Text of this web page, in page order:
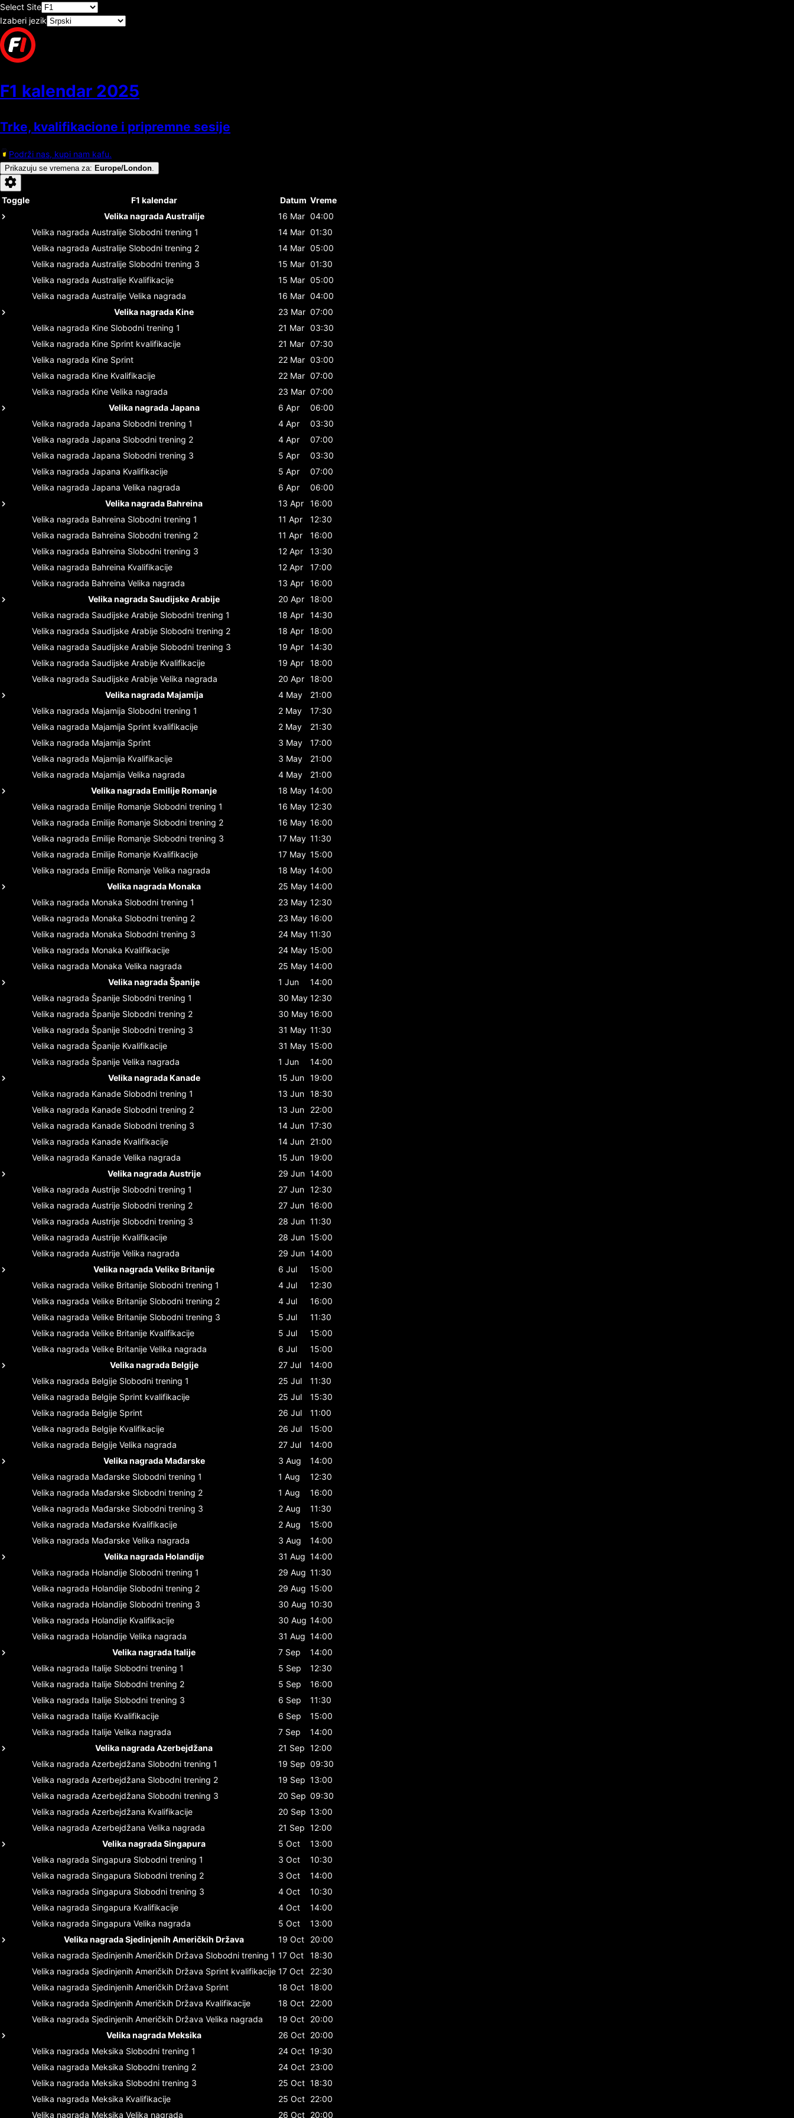
Select Site
Izaberi jezik
F1 kalendar 2025
Trke, kvalifikacione i pripremne sesije
Podrži nas, kupi nam kafu.
Prikazuju se vremena za: Europe/London
Toggle F1 kalendar Datum Vreme
Velika nagrada Australije
16 Mar 04:00
Velika nagrada Australije Slobodni trening 1 14 Mar 01:30
Velika nagrada Australije Slobodni trening 2 14 Mar 05:00
Velika nagrada Australije Slobodni trening 3 15 Mar 01:30
Velika nagrada Australije Kvalifikacije 15 Mar 05:00
Velika nagrada Australije Velika nagrada 16 Mar 04:00
Velika nagrada Kine
23 Mar 07:00
Velika nagrada Kine Slobodni trening 1 21 Mar 03:30
Velika nagrada Kine Sprint kvalifikacije 21 Mar 07:30
Velika nagrada Kine Sprint 22 Mar 03:00
Velika nagrada Kine Kvalifikacije 22 Mar 07:00
Velika nagrada Kine Velika nagrada 23 Mar 07:00
Velika nagrada Japana
6 Apr
06:00
Velika nagrada Japana Slobodni trening 1 4 Apr
03:30
Velika nagrada Japana Slobodni trening 2 4 Apr
07:00
Velika nagrada Japana Slobodni trening 3 5 Apr
03:30
Velika nagrada Japana Kvalifikacije 5 Apr
07:00
Velika nagrada Japana Velika nagrada 6 Apr
06:00
Velika nagrada Bahreina
13 Apr
16:00
Velika nagrada Bahreina Slobodni trening 1 11 Apr
12:30
Velika nagrada Bahreina Slobodni trening 2 11 Apr
16:00
Velika nagrada Bahreina Slobodni trening 3 12 Apr
13:30
Velika nagrada Bahreina Kvalifikacije 12 Apr
17:00
Velika nagrada Bahreina Velika nagrada 13 Apr
16:00
Velika nagrada Saudijske Arabije
20 Apr 18:00
Velika nagrada Saudijske Arabije Slobodni trening 1 18 Apr
14:30
Velika nagrada Saudijske Arabije Slobodni trening 2 18 Apr
18:00
Velika nagrada Saudijske Arabije Slobodni trening 3 19 Apr
14:30
Velika nagrada Saudijske Arabije Kvalifikacije 19 Apr
18:00
Velika nagrada Saudijske Arabije Velika nagrada 20 Apr 18:00
Velika nagrada Majamija
4 May
21:00
Velika nagrada Majamija Slobodni trening 1 2 May
17:30
Velika nagrada Majamija Sprint kvalifikacije 2 May
21:30
Velika nagrada Majamija Sprint 3 May
17:00
Velika nagrada Majamija Kvalifikacije 3 May
21:00
Velika nagrada Majamija Velika nagrada 4 May
21:00
Velika nagrada Emilije Romanje
18 May 14:00
Velika nagrada Emilije Romanje Slobodni trening 1 16 May 12:30
Velika nagrada Emilije Romanje Slobodni trening 2 16 May 16:00
Velika nagrada Emilije Romanje Slobodni trening 3 17 May 11:30
Velika nagrada Emilije Romanje Kvalifikacije 17 May 15:00
Velika nagrada Emilije Romanje Velika nagrada 18 May 14:00
Velika nagrada Monaka
25 May 14:00
Velika nagrada Monaka Slobodni trening 1 23 May 12:30
Velika nagrada Monaka Slobodni trening 2 23 May 16:00
Velika nagrada Monaka Slobodni trening 3 24 May 11:30
Velika nagrada Monaka Kvalifikacije 24 May 15:00
Velika nagrada Monaka Velika nagrada 25 May 14:00
Velika nagrada Španije
1 Jun
14:00
Velika nagrada Španije Slobodni trening 1 30 May 12:30
Velika nagrada Španije Slobodni trening 2 30 May 16:00
Velika nagrada Španije Slobodni trening 3 31 May 11:30
Velika nagrada Španije Kvalifikacije 31 May 15:00
Velika nagrada Španije Velika nagrada 1 Jun
14:00
Velika nagrada Kanade
15 Jun 19:00
Velika nagrada Kanade Slobodni trening 1 13 Jun 18:30
Velika nagrada Kanade Slobodni trening 2 13 Jun
22:00
Velika nagrada Kanade Slobodni trening 3 14 Jun 17:30
Velika nagrada Kanade Kvalifikacije 14 Jun
21:00
Velika nagrada Kanade Velika nagrada 15 Jun 19:00
Velika nagrada Austrije
29 Jun 14:00
Velika nagrada Austrije Slobodni trening 1 27 Jun 12:30
Velika nagrada Austrije Slobodni trening 2 27 Jun 16:00
Velika nagrada Austrije Slobodni trening 3 28 Jun 11:30
Velika nagrada Austrije Kvalifikacije 28 Jun 15:00
Velika nagrada Austrije Velika nagrada 29 Jun 14:00
Velika nagrada Velike Britanije
6 Jul
15:00
Velika nagrada Velike Britanije Slobodni trening 1 4 Jul
12:30
Velika nagrada Velike Britanije Slobodni trening 2 4 Jul
16:00
Velika nagrada Velike Britanije Slobodni trening 3 5 Jul
11:30
Velika nagrada Velike Britanije Kvalifikacije 5 Jul
15:00
Velika nagrada Velike Britanije Velika nagrada 6 Jul
15:00
Velika nagrada Belgije
27 Jul
14:00
Velika nagrada Belgije Slobodni trening 1 25 Jul
11:30
Velika nagrada Belgije Sprint kvalifikacije 25 Jul
15:30
Velika nagrada Belgije Sprint 26 Jul
11:00
Velika nagrada Belgije Kvalifikacije 26 Jul
15:00
Velika nagrada Belgije Velika nagrada 27 Jul
14:00
Velika nagrada Mađarske
3 Aug
14:00
Velika nagrada Mađarske Slobodni trening 1 1 Aug
12:30
Velika nagrada Mađarske Slobodni trening 2 1 Aug
16:00
Velika nagrada Mađarske Slobodni trening 3 2 Aug
11:30
Velika nagrada Mađarske Kvalifikacije 2 Aug
15:00
Velika nagrada Mađarske Velika nagrada 3 Aug
14:00
Velika nagrada Holandije
31 Aug 14:00
Velika nagrada Holandije Slobodni trening 1 29 Aug 11:30
Velika nagrada Holandije Slobodni trening 2 29 Aug 15:00
Velika nagrada Holandije Slobodni trening 3 30 Aug 10:30
Velika nagrada Holandije Kvalifikacije 30 Aug 14:00
Velika nagrada Holandije Velika nagrada 31 Aug 14:00
Velika nagrada Italije
7 Sep
14:00
Velika nagrada Italije Slobodni trening 1 5 Sep
12:30
Velika nagrada Italije Slobodni trening 2 5 Sep
16:00
Velika nagrada Italije Slobodni trening 3 6 Sep
11:30
Velika nagrada Italije Kvalifikacije 6 Sep
15:00
Velika nagrada Italije Velika nagrada 7 Sep
14:00
Velika nagrada Azerbejdžana
21 Sep 12:00
Velika nagrada Azerbejdžana Slobodni trening 1 19 Sep 09:30
Velika nagrada Azerbejdžana Slobodni trening 2 19 Sep 13:00
Velika nagrada Azerbejdžana Slobodni trening 3 20 Sep 09:30
Velika nagrada Azerbejdžana Kvalifikacije 20 Sep 13:00
Velika nagrada Azerbejdžana Velika nagrada 21 Sep 12:00
Velika nagrada Singapura
5 Oct
13:00
Velika nagrada Singapura Slobodni trening 1 3 Oct
10:30
Velika nagrada Singapura Slobodni trening 2 3 Oct
14:00
Velika nagrada Singapura Slobodni trening 3 4 Oct
10:30
Velika nagrada Singapura Kvalifikacije 4 Oct
14:00
Velika nagrada Singapura Velika nagrada 5 Oct
13:00
Velika nagrada Sjedinjenih Američkih Država
19 Oct
20:00
Velika nagrada Sjedinjenih Američkih Država Slobodni trening 1 17 Oct
18:30
Velika nagrada Sjedinjenih Američkih Država Sprint kvalifikacije 17 Oct
22:30
Velika nagrada Sjedinjenih Američkih Država Sprint 18 Oct 18:00
Velika nagrada Sjedinjenih Američkih Država Kvalifikacije 18 Oct
22:00
Velika nagrada Sjedinjenih Američkih Država Velika nagrada 19 Oct
20:00
Velika nagrada Meksika
26 Oct 20:00
Velika nagrada Meksika Slobodni trening 1 24 Oct 19:30
Velika nagrada Meksika Slobodni trening 2 24 Oct 23:00
Velika nagrada Meksika Slobodni trening 3 25 Oct 18:30
Velika nagrada Meksika Kvalifikacije 25 Oct 22:00
Velika nagrada Meksika Velika nagrada 26 Oct 20:00